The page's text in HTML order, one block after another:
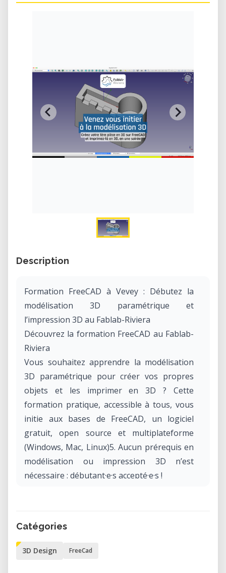
Description
Formation FreeCAD à Vevey : Débutez la
modélisation 3D paramétrique et
l’impression 3D au Fablab-Riviera
Découvrez la formation FreeCAD au Fablab-
Riviera
Vous souhaitez apprendre la modélisation
3D paramétrique pour créer vos propres
objets et les imprimer en 3D ? Cette
formation pratique, accessible à tous, vous
initie aux bases de FreeCAD, un logiciel
gratuit, open source et multiplateforme
(Windows, Mac, Linux)5. Aucun prérequis en
modélisation ou impression 3D n’est
nécessaire : débutant·e·s accepté·e·s !
paramétrique avec FreeCAD
• Exportation de fichiers au format STL pour
Catégories
3D Design FreeCad